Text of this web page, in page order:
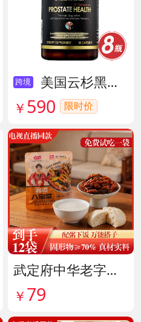
跨境
美国云杉黑金前列腺素胶囊 货号136211
￥ 590 限时价
武定府中华老字号酱香八宝菜超值组 货号142007
￥ 79